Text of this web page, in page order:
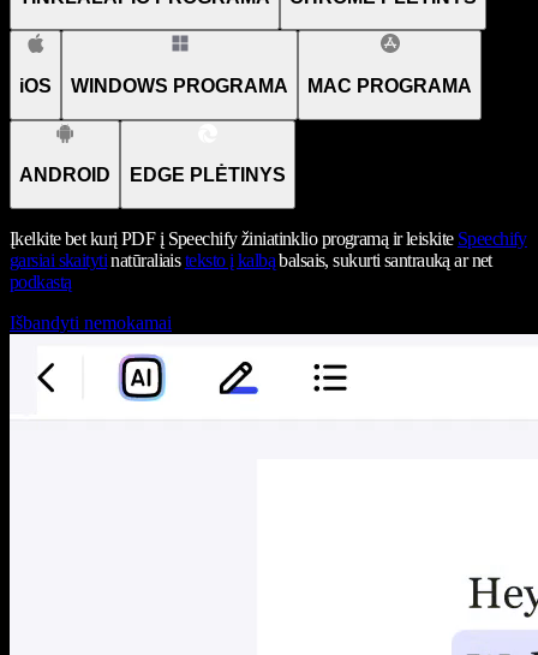
iOS WINDOWS PROGRAMA MAC PROGRAMA
ANDROID EDGE PLĖTINYS
Įkelkite bet kurį PDF į Speechify žiniatinklio programą ir leiskite Speechify
garsiai skaitytinatūraliaisteksto į kalbąbalsais, sukurti santrauką ar net
podkastą
Išbandyti nemokamai